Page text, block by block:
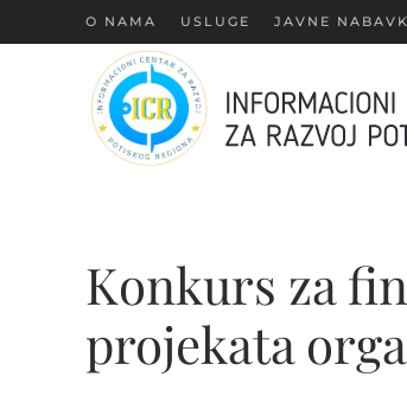
content
О NAMA USLUGE JAVNE
Konkurs za
projekata